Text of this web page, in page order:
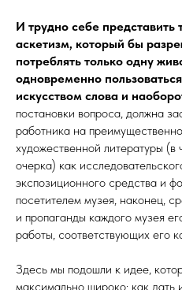
И трудно себе представить
аскетизм, который бы
потреблять только одну
одновременно
искусством слова и
постановки вопроса, должна
работника на
художественной литературы (в
очерка) как
экспозиционного средства и
посетителем музея, наконец,
и пропаганды каждого музея
работы, соответствующих его
Здесь мы подошли к идее,
максимально широко: как дать